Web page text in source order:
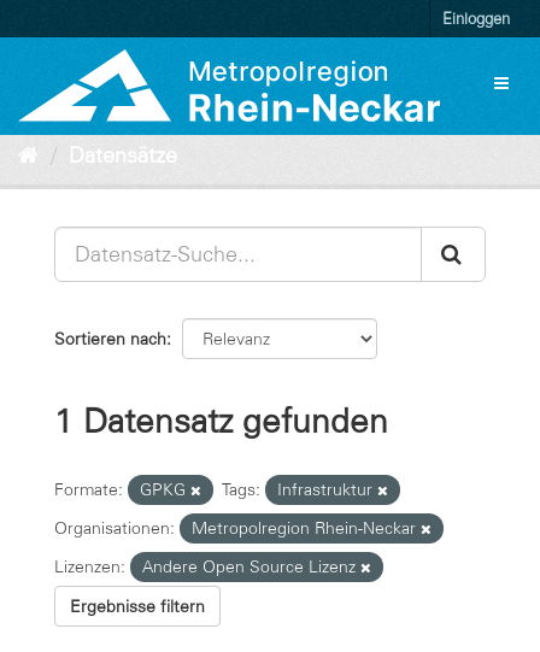
zum
Einloggen
Datensätze
Sortieren nach
1 Datensatz gefunden
Formate: GPKG Tags:
Infrastruktur
Organisationen:
Metropolregion Rhein-Neckar
Lizenzen:
Andere Open Source Lizenz
Ergebnisse filtern